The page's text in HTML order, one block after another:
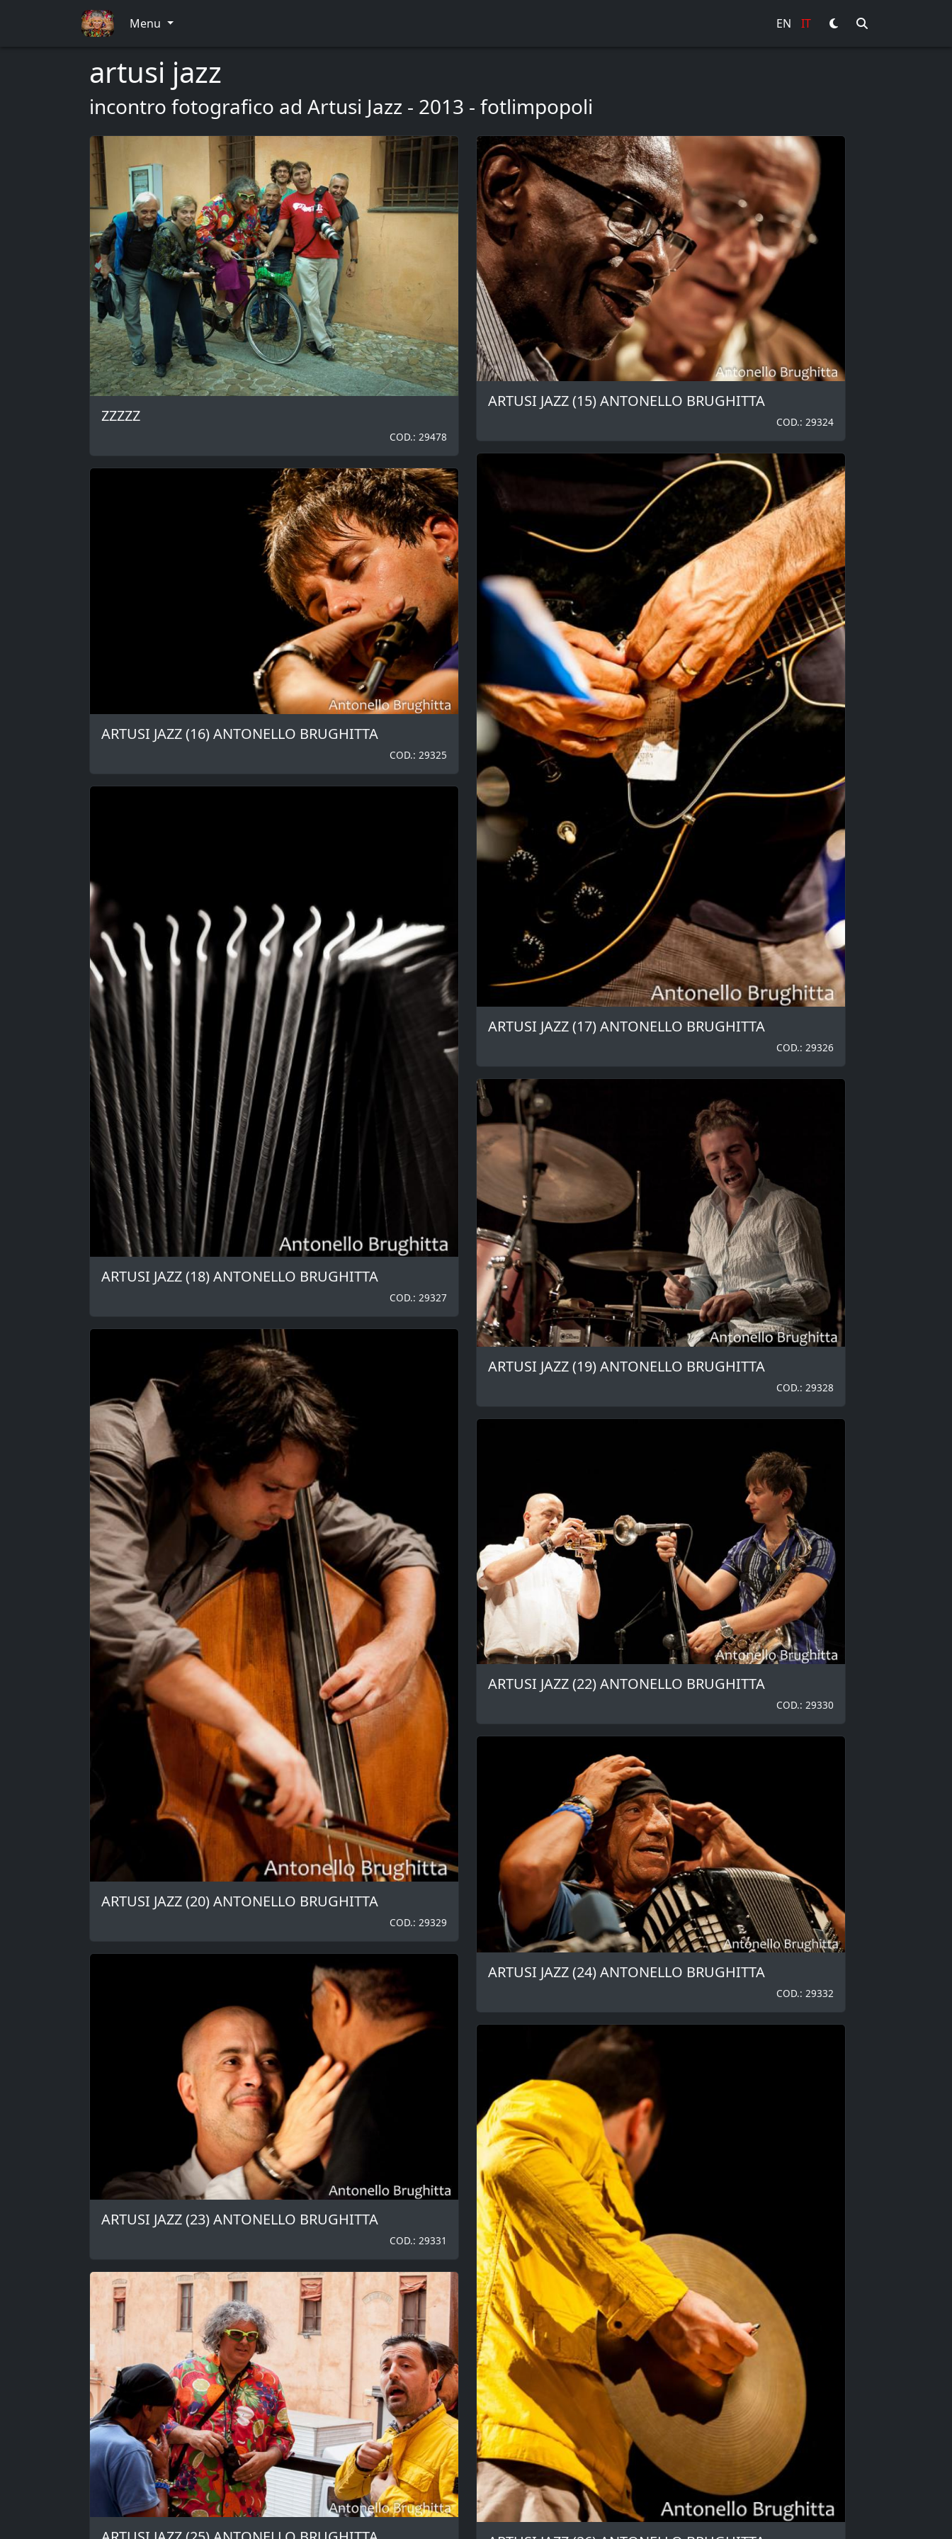
Menu EN IT
artusi jazz
incontro fotografico ad Artusi Jazz - 2013 - fotlimpopoli
ZZZZZ
COD.: 29478
ARTUSI JAZZ (16) ANTONELLO BRUGHITTA
COD.: 29325
ARTUSI JAZZ (18) ANTONELLO BRUGHITTA
COD.: 29327
ARTUSI JAZZ (20) ANTONELLO BRUGHITTA
COD.: 29329
ARTUSI JAZZ (23) ANTONELLO BRUGHITTA
COD.: 29331
ARTUSI JAZZ (15) ANTONELLO BRUGHITTA
COD.: 29324
ARTUSI JAZZ (17) ANTONELLO BRUGHITTA
COD.: 29326
ARTUSI JAZZ (19) ANTONELLO BRUGHITTA
COD.: 29328
ARTUSI JAZZ (22) ANTONELLO BRUGHITTA
COD.: 29330
ARTUSI JAZZ (24) ANTONELLO BRUGHITTA
COD.: 29332